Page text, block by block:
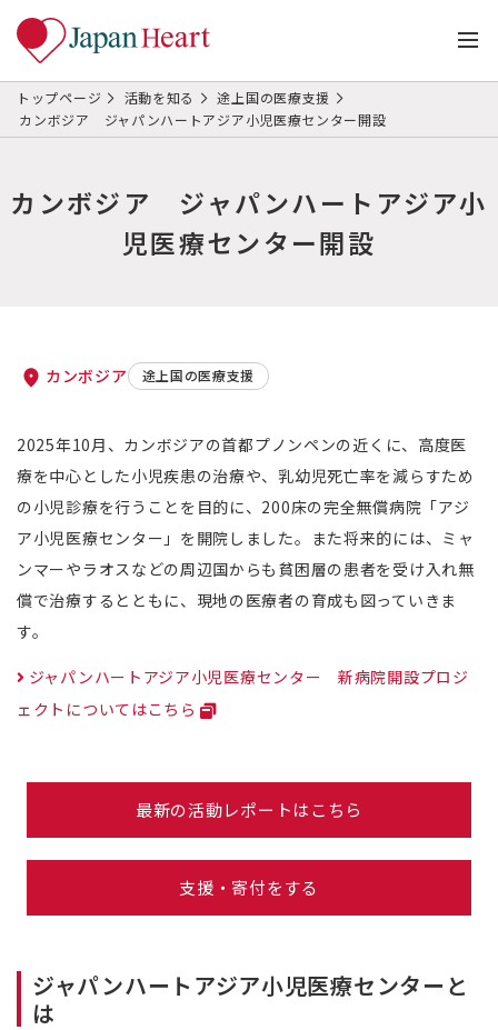
トップページ 活動を知る
途上国の医療支援
カンボジア ジャパンハートアジア小児医療センター開設
カンボジア ジャパンハートアジア小
児医療センター開設
カンボジア 途上国の医療支援
2025年10月、カンボジアの首都プノンペンの近くに、高度医
療を中心とした小児疾患の治療や、乳幼児死亡率を減らすため
の小児診療を行うことを目的に、200床の完全無償病院「アジ
ア小児医療センター」を開院しました。また将来的には、ミャ
ンマーやラオスなどの周辺国からも貧困層の患者を受け入れ無
償で治療するとともに、現地の医療者の育成も図っていきま
す。
ジャパンハートアジア小児医療センター 新病院開設プロジ
ェクトについてはこちら
最新の活動レポートはこちら
支援・寄付をする
ジャパンハートアジア小児医療センターと
は